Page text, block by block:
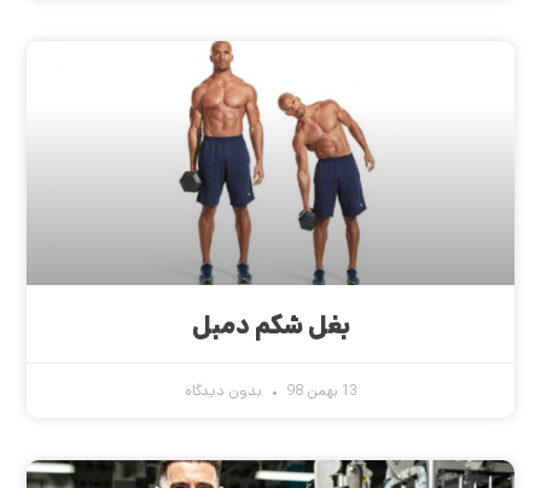
بغل شکم دمبل
13 بهمن 98 بدون دیدگاه